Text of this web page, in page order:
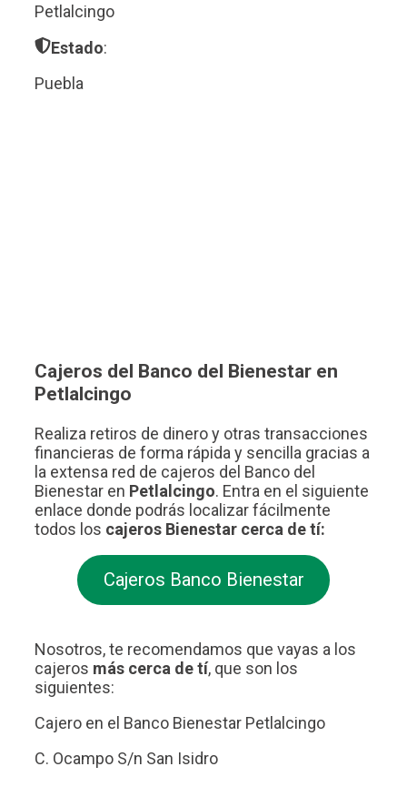
Petlalcingo
Estado:
Puebla
Cajeros del Banco del Bienestar en
Petlalcingo
Realiza retiros de dinero y otras transacciones
financieras de forma rápida y sencilla gracias a
la extensa red de cajeros del Banco del
Bienestar en Petlalcingo. Entra en el siguiente
enlace donde podrás localizar fácilmente
todos los cajeros Bienestar cerca de tí:
Cajeros Banco Bienestar
Nosotros, te recomendamos que vayas a los
cajeros más cerca de tí, que son los
siguientes:
Cajero en el Banco Bienestar Petlalcingo
C. Ocampo S/n San Isidro